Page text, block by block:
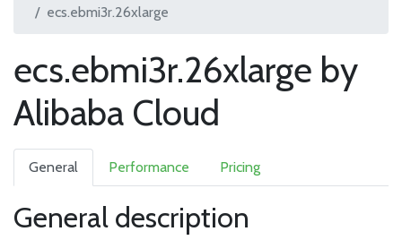
ecs.ebmi3r.26xlarge
ecs.ebmi3r.26xlarge by
Alibaba Cloud
General Performance Pricing
General description